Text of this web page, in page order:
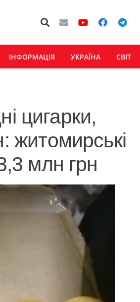
ІНФОРМАЦІЯ УКРАЇНА СВІТ
цигарки,
житомирські
млн грн